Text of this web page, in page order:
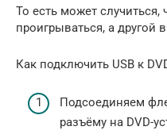
То есть может
проигрываться, а другой
Как подключить USB к
Подсоединяем
разъёму на DVD-